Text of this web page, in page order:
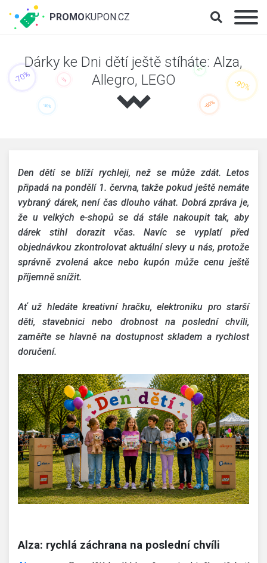
Dárky ke Dni dětí ještě stíháte: Alza,
Allegro, LEGO
Den dětí se blíží rychleji, než se může zdát. Letos
připadá na pondělí 1. června, takže pokud ještě nemáte
vybraný dárek, není čas dlouho váhat. Dobrá zpráva je,
že u velkých e-shopů se dá stále nakoupit tak, aby
dárek stihl dorazit včas. Navíc se vyplatí před
objednávkou zkontrolovat aktuální slevy u nás, protože
správně zvolená akce nebo kupón může cenu ještě
příjemně snížit.
Ať už hledáte kreativní hračku, elektroniku pro starší
děti, stavebnici nebo drobnost na poslední chvíli,
zaměřte se hlavně na dostupnost skladem a rychlost
doručení.
Alza: rychlá záchrana na poslední chvíli
PROMOKUPON.CZ